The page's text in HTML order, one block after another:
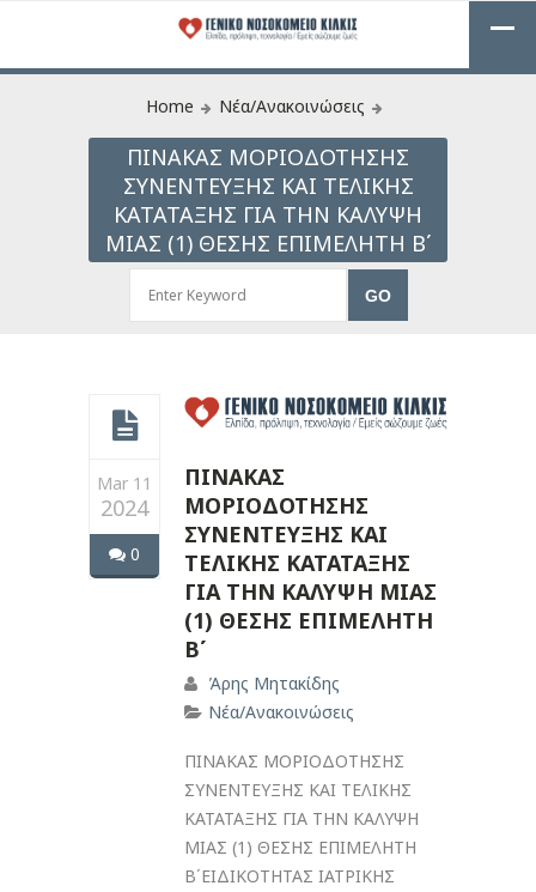
Home Νέα/Ανακοινώσεις
ΠΙΝΑΚΑΣ ΜΟΡΙΟΔΟΤΗΣΗΣ
ΣΥΝΕΝΤΕΥΞΗΣ ΚΑΙ ΤΕΛΙΚΗΣ
ΚΑΤΑΤΑΞΗΣ ΓΙΑ ΤΗΝ ΚΑΛΥΨΗ
ΜΙΑΣ (1) ΘΕΣΗΣ ΕΠΙΜΕΛΗΤΗ Β΄
Mar 11
2024
0
ΠΙΝΑΚΑΣ
ΜΟΡΙΟΔΟΤΗΣΗΣ
ΣΥΝΕΝΤΕΥΞΗΣ ΚΑΙ
ΤΕΛΙΚΗΣ ΚΑΤΑΤΑΞΗΣ
ΓΙΑ ΤΗΝ ΚΑΛΥΨΗ ΜΙΑΣ
(1) ΘΕΣΗΣ ΕΠΙΜΕΛΗΤΗ
Β΄
Άρης Μητακίδης
Νέα/Ανακοινώσεις
ΠΙΝΑΚΑΣ ΜΟΡΙΟΔΟΤΗΣΗΣ
ΣΥΝΕΝΤΕΥΞΗΣ ΚΑΙ ΤΕΛΙΚΗΣ
ΚΑΤΑΤΑΞΗΣ ΓΙΑ ΤΗΝ ΚΑΛΥΨΗ
ΜΙΑΣ (1) ΘΕΣΗΣ ΕΠΙΜΕΛΗΤΗ
Β΄ΕΙΔΙΚΟΤΗΤΑΣ ΙΑΤΡΙΚΗΣ